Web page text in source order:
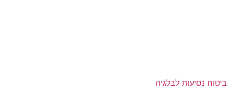
ביטוח נסיעות לבלגיה